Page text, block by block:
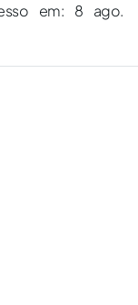
em: 8 ago.